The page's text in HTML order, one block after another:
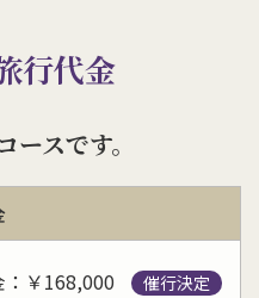
行代金
スです。
￥168,000 催行決定